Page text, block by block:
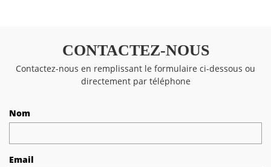
CONTACTEZ-NOUS
Contactez-nous en remplissant le formulaire ci-dessous ou
directement par téléphone
Nom
Email